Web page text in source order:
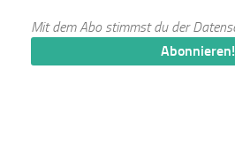
Mit dem Abo stimmst du der